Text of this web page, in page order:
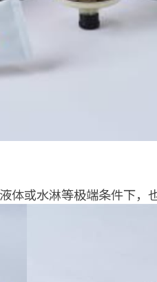
体或水淋等极端条件下，